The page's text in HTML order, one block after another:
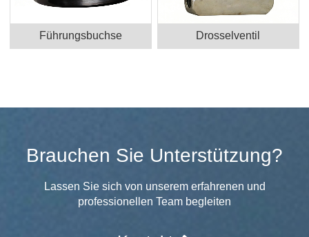
Führungsbuchse Drosselventil
Brauchen Sie Unterstützung?
Lassen Sie sich von unserem erfahrenen und
professionellen Team begleiten